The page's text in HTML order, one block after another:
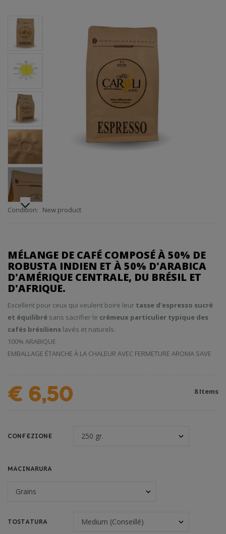
Condition: New product
MÉLANGE DE CAFÉ COMPOSÉ À 50% DE
ROBUSTA INDIEN ET À 50% D'ARABICA
D'AMÉRIQUE CENTRALE, DU BRÉSIL ET
D'AFRIQUE.
Excellent pour ceux qui veulent boire leur tasse d'espresso sucré
et équilibré sans sacrifier le crémeux particulier typique des
cafés brésiliens lavés et naturels.
100% ARABIQUE
EMBALLAGE ÉTANCHE À LA CHALEUR AVEC FERMETURE AROMA SAVE
8 Items
€ 6,50
CONFEZIONE
MACINARURA
TOSTATURA